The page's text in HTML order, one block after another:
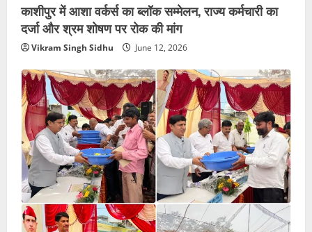
काशीपुर में आशा वर्कर्स का ब्लॉक सम्मेलन, राज्य कर्मचारी का
दर्जा और श्रम शोषण पर रोक की मांग
Vikram Singh Sidhu June 12, 2026